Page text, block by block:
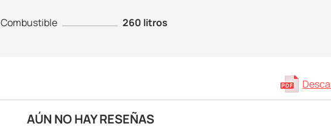
Combustible 260 litros
AÚN NO HAY RESEÑAS